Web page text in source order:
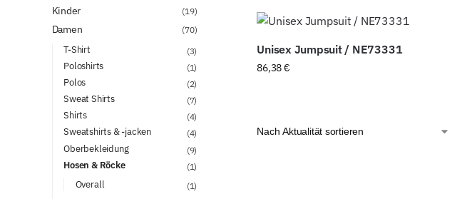
Unisex Jumpsuit / NE73331
86,38€
Kinder (19)
Damen (70)
T-Shirt (3)
Poloshirts (1)
Polos (2)
Sweat Shirts (7)
Shirts (4)
Sweatshirts & -jacken (4)
Oberbekleidung (9)
Hosen & Röcke (1)
Overall (1)